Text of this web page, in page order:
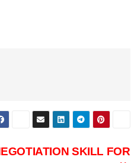
SKILL FOR